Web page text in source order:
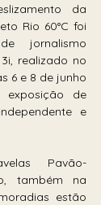
da
Rio 60°C foi
jornalismo
realizado no
6 e 8 de junho
exposição de
e
Pavão-
também na
estão